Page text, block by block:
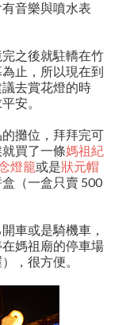
音樂與噴水表
之後就駐轎在竹
止，所以現在到
去賞花燈的時
安。
攤位，拜拜完可
買了一條媽祖紀
燈籠或是狀元帽
（一盒只賣 500
車或是騎機車，
媽祖廟的停車場
，很方便。